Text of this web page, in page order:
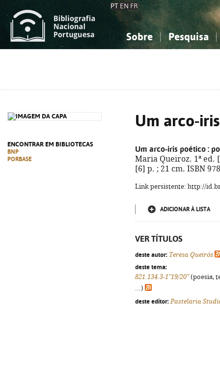
PT EN FR
Sobre Pesquisa
ENCONTRAR EM BIBLIOTECAS
BNP
PORBASE
Um arco-
Um arco-iris poético :
Maria Queiroz. 1ª ed.
[6] p. ; 21 cm. ISBN
Link persistente: http://
ADICIONAR À LISTA
VER TÍTULOS
deste autor: Teresa Queirós
deste tema:
821.134.3-1"19/20"(poesia,
...)
deste editor: Pastelaria